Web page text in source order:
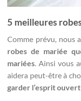
5 meilleures
Comme prévu, nous
robes de mariée
mariées. Ainsi vous
aidera peut-être à
garder l’esprit